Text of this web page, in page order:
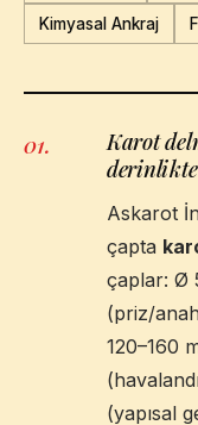
Kimyasal Ankraj
01.
Karot
derinlikte
Askarot
çapta
çaplar: Ø
(priz/
120–160
(yapısal